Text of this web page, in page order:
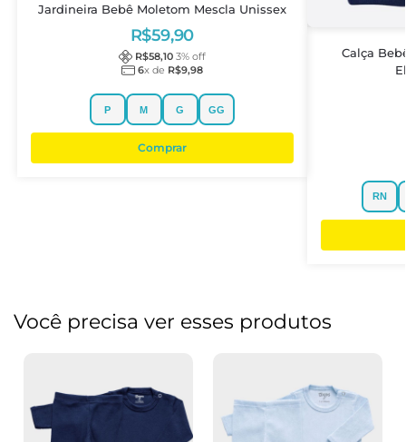
Jardineira Bebê Moletom Mescla Unissex
R$59,90
R$58,10 3% off
6x de R$9,98
P M G GG
Comprar
Calça
RN
Você precisa ver esses produtos